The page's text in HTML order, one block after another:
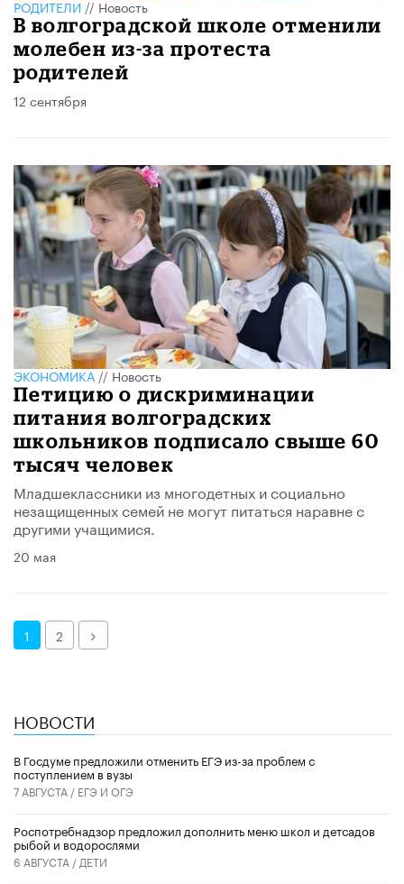
РОДИТЕЛИ//Новость
В волгоградской школе отменили
молебен из-за протеста
родителей
12 сентября
ЭКОНОМИКА//Новость
Петицию о дискриминации
питания волгоградских
школьников подписало свыше 60
тысяч человек
Младшеклассники из многодетных и социально
незащищенных семей не могут питаться наравне с
другими учащимися.
20 мая
1 2 Далее
НОВОСТИ
В Госдуме предложили отменить ЕГЭ из-за проблем с
поступлением в вузы
7 АВГУСТА / ЕГЭ И ОГЭ
Роспотребнадзор предложил дополнить меню школ и детсадов
рыбой и водорослями
6 АВГУСТА / ДЕТИ